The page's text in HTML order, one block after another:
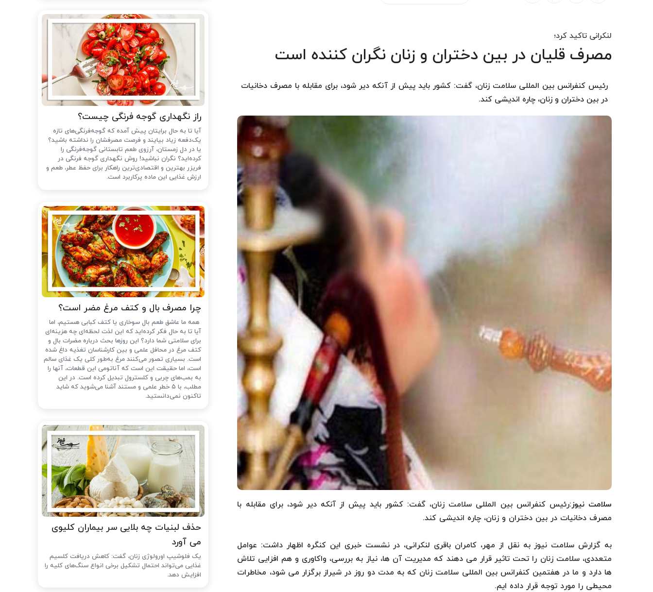
لنکرانی تاکید کرد؛
مصرف قلیان در بین دختران و زنان نگران کننده است
رئیس کنفرانس بین المللی سلامت زنان، گفت: کشور باید پیش از آنکه دیر شود، برای مقابله با مصرف دخانیات
در بین دختران و زنان، چاره اندیشی کند.
سلامت نیوز:رئیس کنفرانس بین المللی سلامت زنان، گفت: کشور باید پیش از آنکه دیر شود، برای مقابله با
مصرف دخانیات در بین دختران و زنان، چاره اندیشی کند.
به گزارش سلامت نیوز به نقل از مهر، کامران باقری لنکرانی، در نشست خبری این کنگره اظهار داشت: عوامل
متعددی، سلامت زنان را تحت تاثیر قرار می دهند که مدیریت آن ها، نیاز به بررسی، واکاوری و هم افزایی تلاش
ها دارد و ما در هفتمین کنفرانس بین المللی سلامت زنان که به مدت دو روز در شیراز برگزار می شود، مخاطرات
محیطی را مورد توجه قرار داده ایم.
راز نگهداری گوجه فرنگی چیست؟
آیا تا به حال برایتان پیش آمده که گوجه‌فرنگی‌های تازه
یک‌دفعه زیاد بیایند و فرصت مصرفشان را نداشته باشید؟
یا در دل زمستان، آرزوی طعم تابستانی گوجه‌فرنگی را
کرده‌اید؟ نگران نباشید! روش نگهداری گوجه فرنگی در
فریزر بهترین و اقتصادی‌ترین راهکار برای حفظ عطر، طعم و
ارزش غذایی این ماده پرکاربرد است.
چرا مصرف بال و کتف مرغ مضر است؟
همه ما عاشق طعم بال سوخاری یا کتف کبابی هستیم، اما
آیا تا به حال فکر کرده‌اید که این لذت لحظه‌ای چه هزینه‌ای
برای سلامتی شما دارد؟ این روزها بحث درباره مضرات بال و
کتف مرغ در محافل علمی و بین کارشناسان تغذیه داغ شده
است. بسیاری تصور می‌کنند مرغ به‌طور کلی یک غذای سالم
است، اما حقیقت این است که آناتومی این قطعات، آنها را
به بمب‌های چربی و کلسترول تبدیل کرده است. در این
مطلب، با ۵ خطر علمی و مستند آشنا می‌شوید که شاید
تاکنون نمی‌دانستید.
حذف لبنیات چه بلایی سر بیماران کلیوی
می آورد
یک فلوشیپ اورولوژی زنان، گفت: کاهش دریافت کلسیم
غذایی می‌تواند احتمال تشکیل برخی انواع سنگ‌های کلیه را
افزایش دهد.